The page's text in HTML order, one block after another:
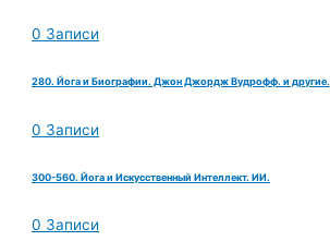
0 Записи
280. Йога и Биографии. Джон Джордж Вудрофф. и другие.
0 Записи
300-560. Йога и Искусственный Интеллект. ИИ.
0 Записи